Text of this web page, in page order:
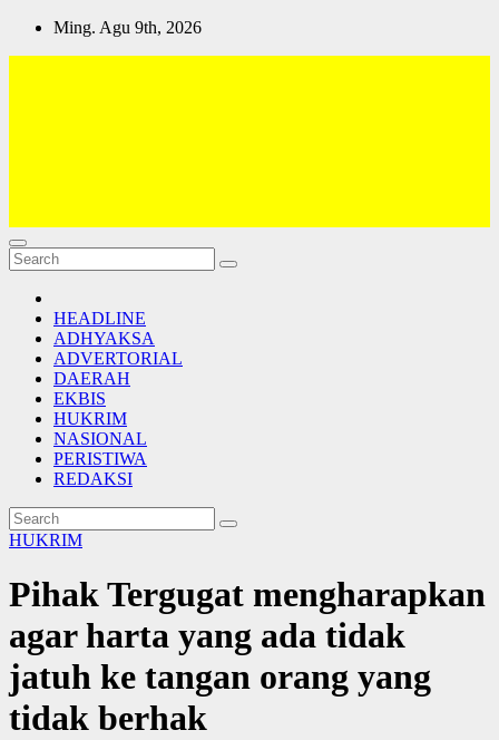
Skip
Ming. Agu 9th, 2026
Lativi News
Semua Jadi Teman
HEADLINE
ADHYAKSA
ADVERTORIAL
DAERAH
EKBIS
HUKRIM
NASIONAL
PERISTIWA
REDAKSI
HUKRIM
Pihak Tergugat mengharapkan
agar harta yang ada tidak
jatuh ke tangan orang yang
tidak berhak